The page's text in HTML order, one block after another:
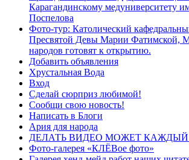
Карагандинскому медуниверситету
Поспелова
Фото-тур: Католический
Пресвятой Девы Марии Фатимской,
народов готовят к открытию.
Добавить объявления
Хрустальная Вода
Вход
Сделай сюрприз любимой!
Сообщи свою новость!
Написать в Блоги
Ария для народа
ДЕЛАТЬ ВИДЕО МОЖЕТ
Фото-галерея «КЛЁВое фото»